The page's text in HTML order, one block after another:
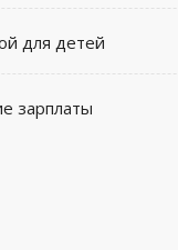
для детей
зарплаты